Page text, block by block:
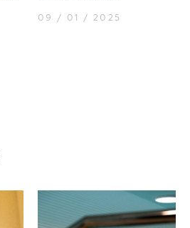
09 / 01 / 2025